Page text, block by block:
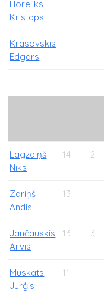
Horeliks
Kristaps
Krasovskis
Edgars
Lagzdiņš
Niks
14 2
Zariņš
Andis
13
Jančauskis
Arvis
13 3
Muskats
Jurģis
11